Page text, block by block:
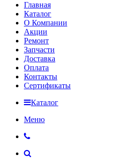
Главная
Каталог
О Компании
Акции
Ремонт
Запчасти
Доставка
Оплата
Контакты
Сертификаты
Каталог
Меню